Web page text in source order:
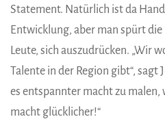
Statement. Natürlich ist da
Entwicklung, aber man spürt
Leute, sich auszudrücken. „Wir
Talente in der Region gibt“, sagt
es entspannter macht zu malen,
macht glücklicher!“